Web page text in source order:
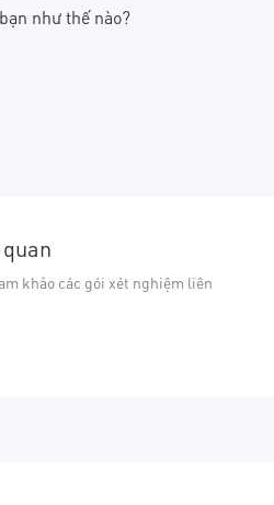
như thế nào?
khảo các gói xét nghiệm liên